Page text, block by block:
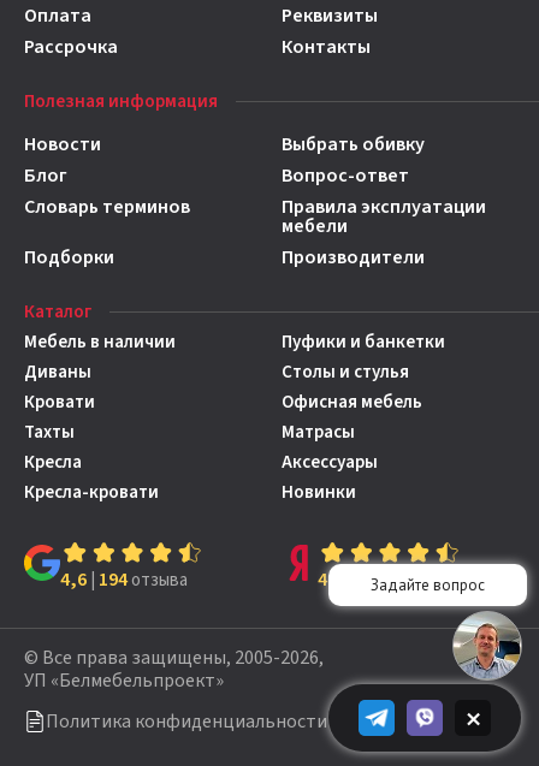
×
Оплата
Реквизиты
Рассрочка
Контакты
Полезная информация
Новости
Выбрать обивку
Блог
Вопрос-ответ
Словарь терминов
Правила эксплуатации
мебели
Подборки
Производители
Каталог
Мебель в наличии
Диваны
Кровати
Тахты
Кресла
Кресла-кровати
Пуфики и банкетки
Столы и стулья
Офисная мебель
Матрасы
Аксессуары
Новинки
4,6| 194отзыва 4,7 149отзывов
© Все права защищены, 2005-2026,
УП «Белмебельпроект»
Политика конфиденциальности